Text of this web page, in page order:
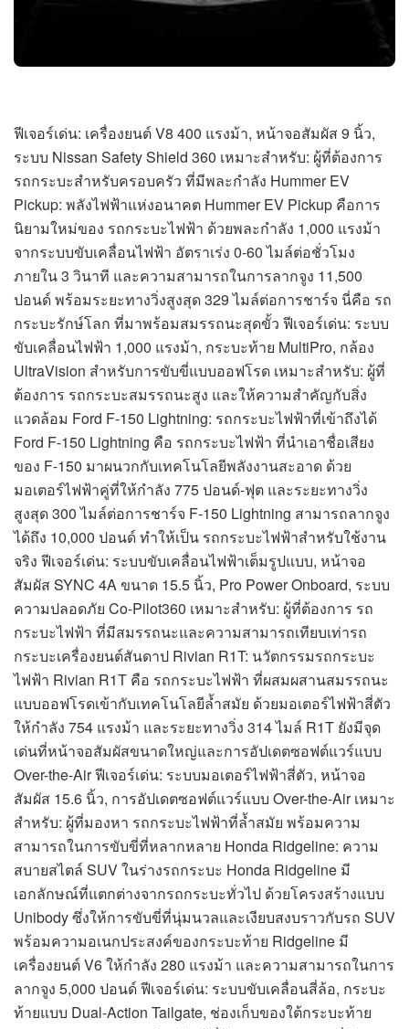
ฟีเจอร์เด่น: เครื่องยนต์ V8 400 แรงม้า, หน้าจอสัมผัส 9 นิ้ว,
ระบบ Nissan Safety Shield 360 เหมาะสำหรับ: ผู้ที่ต้องการ
รถกระบะสำหรับครอบครัว ที่มีพละกำลัง Hummer EV
Pickup: พลังไฟฟ้าแห่งอนาคต Hummer EV Pickup คือการ
นิยามใหม่ของ รถกระบะไฟฟ้า ด้วยพละกำลัง 1,000 แรงม้า
จากระบบขับเคลื่อนไฟฟ้า อัตราเร่ง 0-60 ไมล์ต่อชั่วโมง
ภายใน 3 วินาที และความสามารถในการลากจูง 11,500
ปอนด์ พร้อมระยะทางวิ่งสูงสุด 329 ไมล์ต่อการชาร์จ นี่คือ รถ
กระบะรักษ์โลก ที่มาพร้อมสมรรถนะสุดขั้ว ฟีเจอร์เด่น: ระบบ
ขับเคลื่อนไฟฟ้า 1,000 แรงม้า, กระบะท้าย MultiPro, กล้อง
UltraVision สำหรับการขับขี่แบบออฟโรด เหมาะสำหรับ: ผู้ที่
ต้องการ รถกระบะสมรรถนะสูง และให้ความสำคัญกับสิ่ง
แวดล้อม Ford F-150 Lightning: รถกระบะไฟฟ้าที่เข้าถึงได้
Ford F-150 Lightning คือ รถกระบะไฟฟ้า ที่นำเอาชื่อเสียง
ของ F-150 มาผนวกกับเทคโนโลยีพลังงานสะอาด ด้วย
มอเตอร์ไฟฟ้าคู่ที่ให้กำลัง 775 ปอนด์-ฟุต และระยะทางวิ่ง
สูงสุด 300 ไมล์ต่อการชาร์จ F-150 Lightning สามารถลากจูง
ได้ถึง 10,000 ปอนด์ ทำให้เป็น รถกระบะไฟฟ้าสำหรับใช้งาน
จริง ฟีเจอร์เด่น: ระบบขับเคลื่อนไฟฟ้าเต็มรูปแบบ, หน้าจอ
สัมผัส SYNC 4A ขนาด 15.5 นิ้ว, Pro Power Onboard, ระบบ
ความปลอดภัย Co-Pilot360 เหมาะสำหรับ: ผู้ที่ต้องการ รถ
กระบะไฟฟ้า ที่มีสมรรถนะและความสามารถเทียบเท่ารถ
กระบะเครื่องยนต์สันดาป Rivian R1T: นวัตกรรมรถกระบะ
ไฟฟ้า Rivian R1T คือ รถกระบะไฟฟ้า ที่ผสมผสานสมรรถนะ
แบบออฟโรดเข้ากับเทคโนโลยีล้ำสมัย ด้วยมอเตอร์ไฟฟ้าสี่ตัว
ให้กำลัง 754 แรงม้า และระยะทางวิ่ง 314 ไมล์ R1T ยังมีจุด
เด่นที่หน้าจอสัมผัสขนาดใหญ่และการอัปเดตซอฟต์แวร์แบบ
Over-the-Air ฟีเจอร์เด่น: ระบบมอเตอร์ไฟฟ้าสี่ตัว, หน้าจอ
สัมผัส 15.6 นิ้ว, การอัปเดตซอฟต์แวร์แบบ Over-the-Air เหมาะ
สำหรับ: ผู้ที่มองหา รถกระบะไฟฟ้าที่ล้ำสมัย พร้อมความ
สามารถในการขับขี่ที่หลากหลาย Honda Ridgeline: ความ
สบายสไตล์ SUV ในร่างรถกระบะ Honda Ridgeline มี
เอกลักษณ์ที่แตกต่างจากรถกระบะทั่วไป ด้วยโครงสร้างแบบ
Unibody ซึ่งให้การขับขี่ที่นุ่มนวลและเงียบสงบราวกับรถ SUV
พร้อมความอเนกประสงค์ของกระบะท้าย Ridgeline มี
เครื่องยนต์ V6 ให้กำลัง 280 แรงม้า และความสามารถในการ
ลากจูง 5,000 ปอนด์ ฟีเจอร์เด่น: ระบบขับเคลื่อนสี่ล้อ, กระบะ
ท้ายแบบ Dual-Action Tailgate, ช่องเก็บของใต้กระบะท้าย